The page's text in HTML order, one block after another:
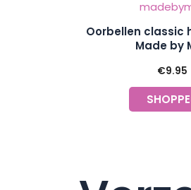
Oorbellen classic
Made by
€9.95